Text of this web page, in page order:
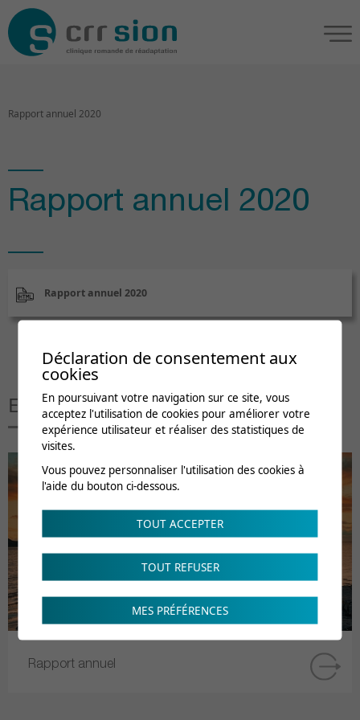
Rapport annuel 2020
Rapport annuel 2020
Rapport annuel 2020
En lien avec cette page
Rapport annuel
Déclaration de consentement aux
cookies
En poursuivant votre navigation sur ce site, vous
acceptez l'utilisation de cookies pour améliorer votre
expérience utilisateur et réaliser des statistiques de
visites.
Vous pouvez personnaliser l'utilisation des cookies à
l'aide du bouton ci-dessous.
TOUT ACCEPTER
TOUT REFUSER
MES PRÉFÉRENCES